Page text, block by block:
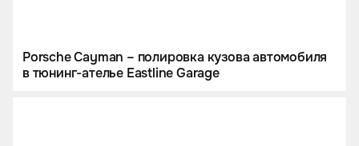
Porsche Cayman – полировка кузова автомобиля
в тюнинг-ателье Eastline Garage